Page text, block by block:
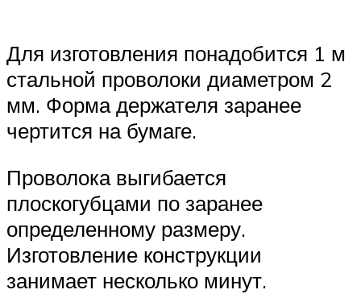
Для изготовления понадобится 1 м
стальной проволоки диаметром 2
мм. Форма держателя заранее
чертится на бумаге.
Проволока выгибается
плоскогубцами по заранее
определенному размеру.
Изготовление конструкции
занимает несколько минут.